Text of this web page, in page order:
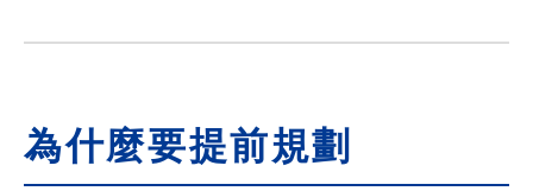
為什麼要提前規劃